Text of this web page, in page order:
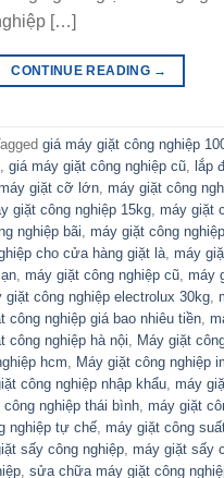
[…]
CONTINUE READING →
giá máy giặt công nghiệp
, giá máy giặt công nghiệp cũ, lắp
giặt cỡ lớn, máy giặt công
giặt công nghiệp 15kg, máy giặt
nghiệp bãi, máy giặt công
cho cửa hàng giặt là, máy
, máy giặt công nghiệp cũ, máy
giặt công nghiệp electrolux 30kg,
công nghiệp giá bao nhiêu tiền,
công nghiệp hà nội, Máy giặt
hcm, Máy giặt công nghiệp
công nghiệp nhập khẩu, máy
nghiệp thái bình, máy giặt
nghiệp tự chế, máy giặt công
sấy công nghiệp, máy giặt sấy
, sửa chữa máy giặt công